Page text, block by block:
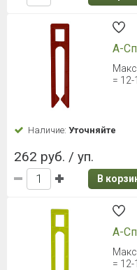
А-
= 12-
Наличие: Уточняйте
262 руб. / уп.
В
А-
= 12-